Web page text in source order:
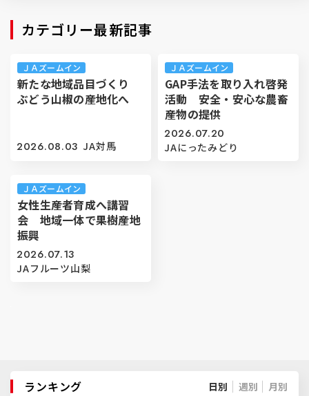
カテゴリー最新記事
ＪＡズームイン
新たな地域品目づくり
ぶどう山椒の産地化へ
2026.08.03 JA対馬
ＪＡズームイン
GAP手法を取り入れ啓発
活動 安全・安心な農畜
産物の提供
2026.07.20
JAにったみどり
ＪＡズームイン
女性生産者育成へ講習
会 地域一体で果樹産地
振興
2026.07.13
JAフルーツ山梨
ランキング 日別 週別 月別